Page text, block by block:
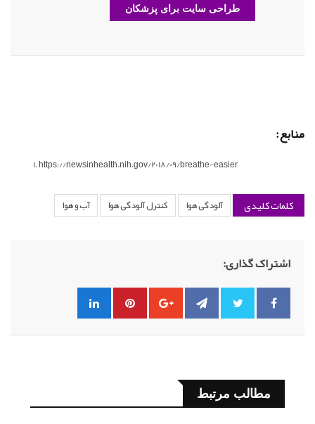
طراحی سایت برای پزشکان
منابع:
https://newsinhealth.nih.gov/2018/09/breathe-easier
کلمات کلیدی آلودگی هوا کنترل آلودگی هوا آب و هوا
اشتراک گذاری:
مطالب مرتبط